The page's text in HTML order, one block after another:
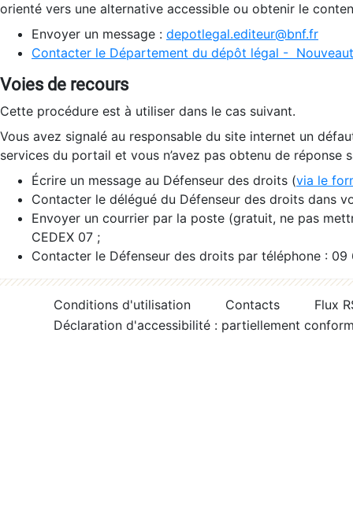
orienté vers une alternative accessible ou obtenir le
Envoyer un message : depotlegal.editeur@bnf.fr
Contacter le Département du dépôt légal -
Voies de recours
Cette procédure est à utiliser dans le cas suivant.
Vous avez signalé au responsable du site internet un
services du portail et vous n’avez pas obtenu de réponse
Écrire un message au Défenseur des droits (via le
Contacter le délégué du Défenseur des droits dans
Envoyer un courrier par la poste (gratuit, ne pas
CEDEX 07 ;
Contacter le Défenseur des droits par téléphone :
Conditions d'utilisation Contacts
Flux
Déclaration d'accessibilité : partiellement